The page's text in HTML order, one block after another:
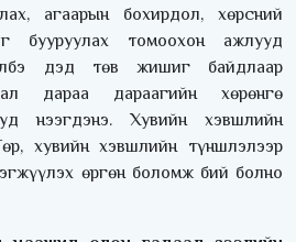
агаарын бохирдол, хөрсний
бууруулах томоохон ажлууд
дэд төв жишиг байдлаар
дараа дараагийн хөрөнгө
нээгдэнэ. Хувийн хэвшлийн
хувийн хэвшлийн түншлэлээр
өргөн боломж бий болно